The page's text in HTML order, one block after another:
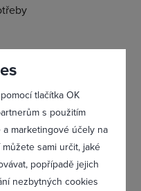
tlačítka OK
s použitím
marketingové účely na
sami určit, jaké
popřípadě jejich
nezbytných cookies
Zastavárny
heslo